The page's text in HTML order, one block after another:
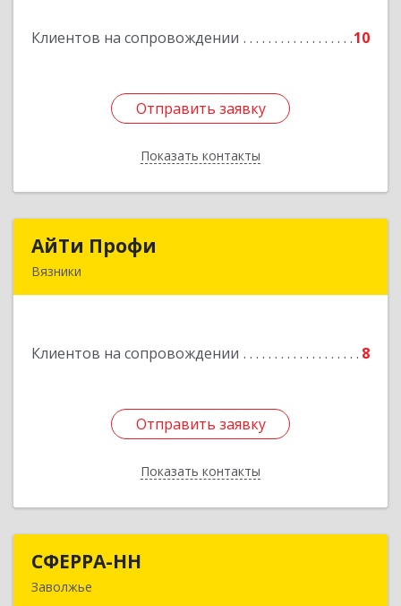
Клиентов на сопровождении 10
Отправить заявку
Показать контакты
Отправить заявку
Назад
АйТи Профи
Вязники
Клиентов на сопровождении 8
Отправить заявку
Показать контакты
Отправить заявку
Назад
СФЕРРА-НН
Заволжье